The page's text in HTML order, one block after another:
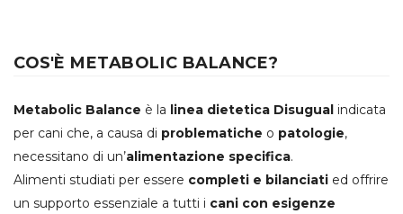
COS'È METABOLIC BALANCE?
Metabolic Balance è la linea dietetica Disugual indicata
per cani che, a causa di problematiche o patologie,
necessitano di un’alimentazione specifica.
Alimenti studiati per essere completi e bilanciati ed offrire
un supporto essenziale a tutti i cani con esigenze